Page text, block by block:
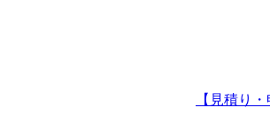
【見積り